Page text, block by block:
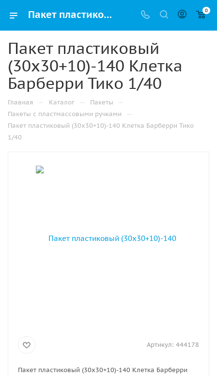
Пакет пластиковый (30х30+10)-140 Клетка Барберри Тико 1/40 купить в Ижевске с доставкой оптом и в розницу 0
Пакет пластиковый
(30х30+10)-140 Клетка
Барберри Тико 1/40
Главная — Каталог — Пакеты —
Пакеты с пластмассовыми ручками —
Пакет пластиковый (30х30+10)-140 Клетка Барберри Тико
1/40
Артикул: 444178
Пакет пластиковый (30х30+10)-140 Клетка Барберри